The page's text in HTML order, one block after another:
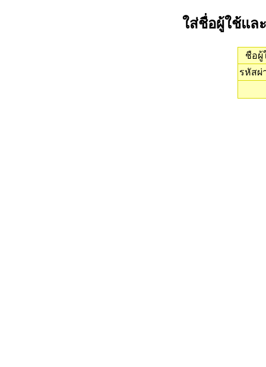
ใส่ชื่อผู้ใช้แล
ชือผู้
รหัสผ่